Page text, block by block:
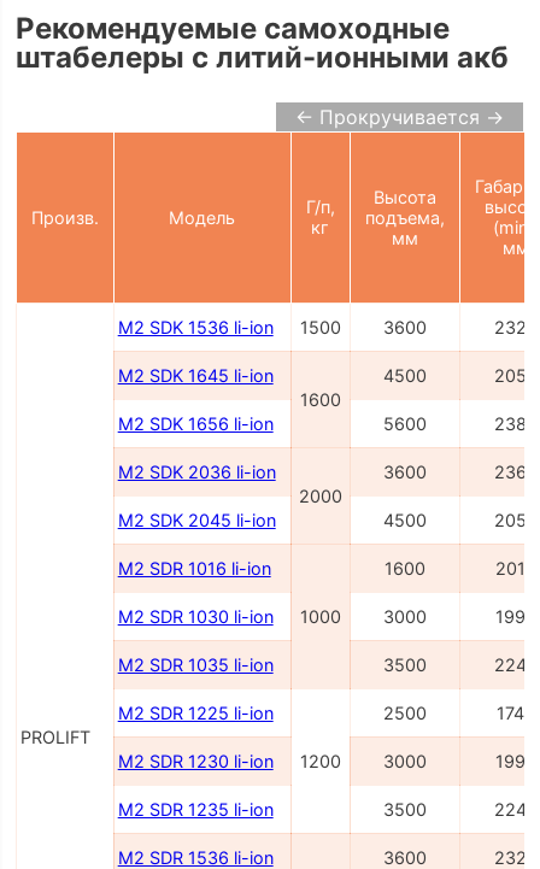
Рекомендуемые самоходные
штабелеры с литий-ионными акб
← Прокручивается →
Произв. Модель
Г/п,
кг
Высота
подъема,
мм
(min),
мм
PROLIFT
M2 SDK 1536 li-ion 1500 3600 2327
M2 SDK 1645 li-ion
1600
4500 2054
M2 SDK 1656 li-ion 5600 2386
M2 SDK 2036 li-ion
2000
3600 2362
M2 SDK 2045 li-ion 4500 2054
M2 SDR 1016 li-ion
1000
1600 2014
M2 SDR 1030 li-ion 3000 1995
M2 SDR 1035 li-ion 3500 2245
M2 SDR 1225 li-ion
1200
2500 1745
M2 SDR 1230 li-ion 3000 1995
M2 SDR 1235 li-ion 3500 2245
M2 SDR 1536 li-ion
3600 2327